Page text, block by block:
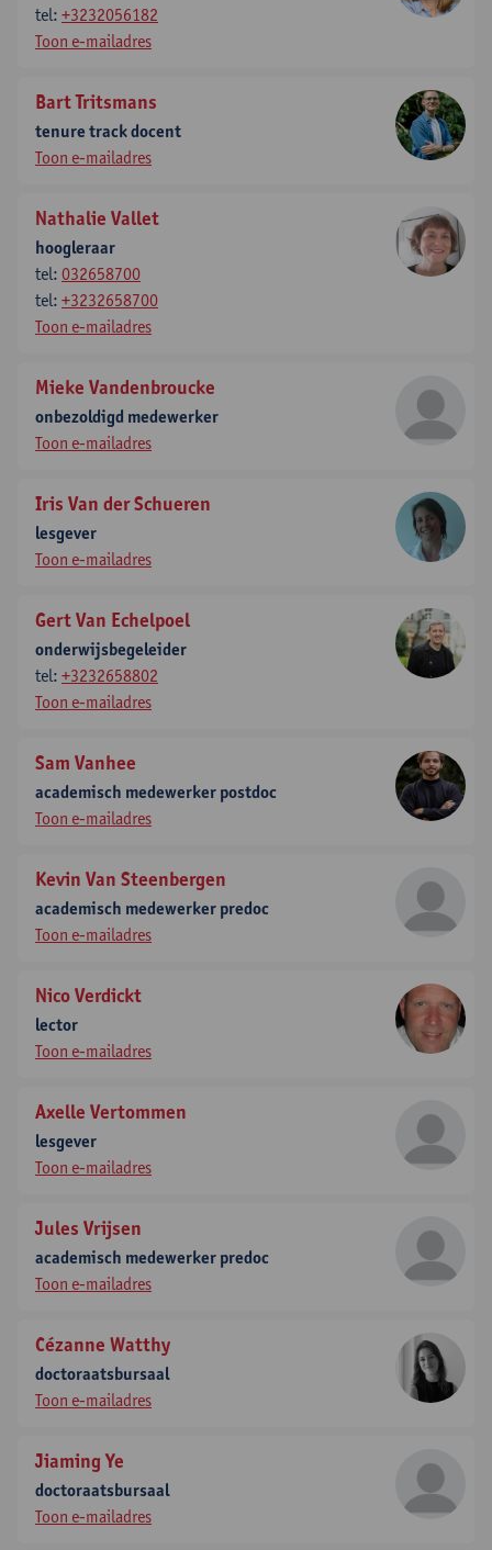
tel: +3232056182
Toon e-mailadres
Bart Tritsmans
tenure track docent
Toon e-mailadres
Nathalie Vallet
hoogleraar
tel: 032658700
tel: +3232658700
Toon e-mailadres
Mieke Vandenbroucke
onbezoldigd medewerker
Toon e-mailadres
Iris Van der Schueren
lesgever
Toon e-mailadres
Gert Van Echelpoel
onderwijsbegeleider
tel: +3232658802
Toon e-mailadres
Sam Vanhee
academisch medewerker postdoc
Toon e-mailadres
Kevin Van Steenbergen
academisch medewerker predoc
Toon e-mailadres
Nico Verdickt
lector
Toon e-mailadres
Axelle Vertommen
lesgever
Toon e-mailadres
Jules Vrijsen
academisch medewerker predoc
Toon e-mailadres
Cézanne Watthy
doctoraatsbursaal
Toon e-mailadres
Jiaming Ye
doctoraatsbursaal
Toon e-mailadres